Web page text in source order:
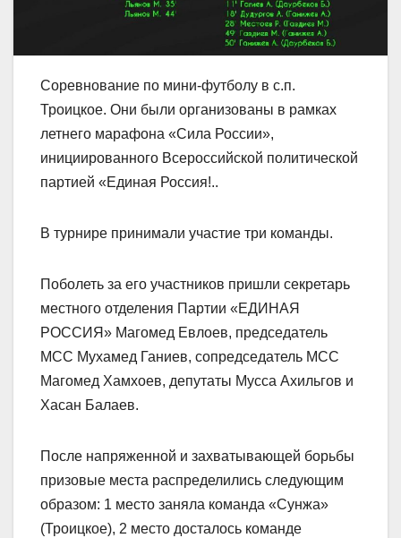
Соревнование по мини-футболу в с.п.
Троицкое. Они были организованы в рамках
летнего марафона «Сила России»,
инициированного Всероссийской политической
партией «Единая Россия!..
В турнире принимали участие три команды.
Поболеть за его участников пришли секретарь
местного отделения Партии «ЕДИНАЯ
РОССИЯ» Магомед Евлоев, председатель
МСС Мухамед Ганиев, сопредседатель МСС
Магомед Хамхоев, депутаты Мусса Ахильгов и
Хасан Балаев.
После напряженной и захватывающей борьбы
призовые места распределились следующим
образом: 1 место заняла команда «Сунжа»
(Троицкое), 2 место досталось команде